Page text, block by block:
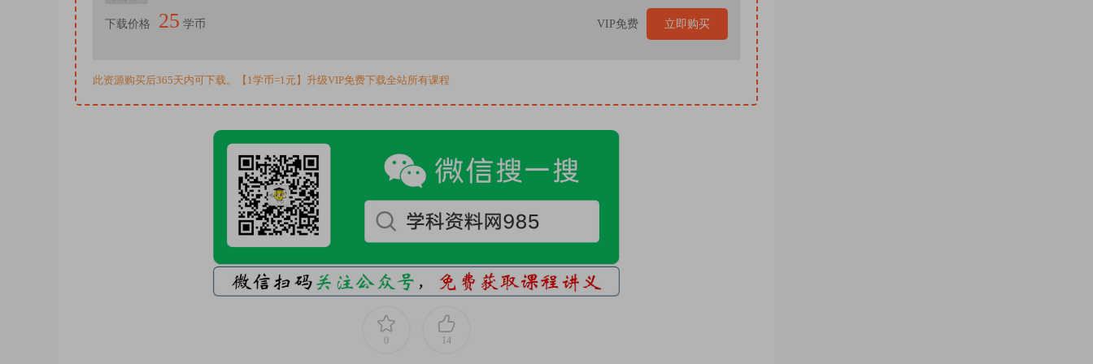
下载价格 25 学币 VIP免费 立即购买
此资源购买后365天内可下载。【1学币=1元】升级VIP免费下载全站所有课程
0 14